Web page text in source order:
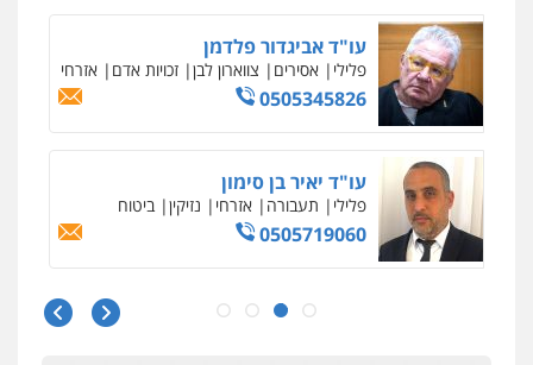
עו"ד אביגדור פלדמן
פלילי אסירים צווארון לבן זכויות אדם אזרחי
0505345826
עו"ד יאיר בן סימון
פלילי תעבורה אזרחי נזיקין ביטוח
0505719060
עו"ד נס בן נתן